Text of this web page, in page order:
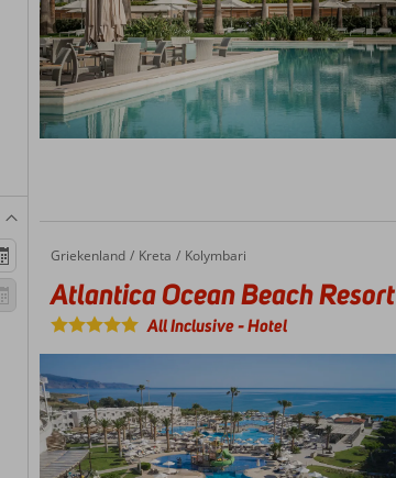
Home
Griekenland Kreta Kolymbari
Atlantica Ocean Beach Resort
Atlantica Ocean Beach Resort
All Inclusive-Hotel